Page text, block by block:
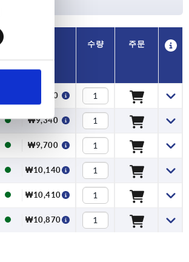
수량 주문
₩9,110
₩9,340
₩9,700
₩10,140
₩10,410
₩10,870